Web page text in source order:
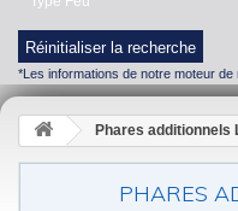
Réinitialiser la recherche
*Les informations de notre moteur
Phares additionnels
PHARES